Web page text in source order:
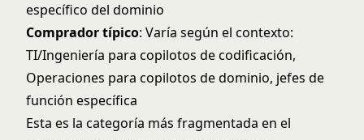
específico del dominio
Comprador típico: Varía según el contexto:
TI/Ingeniería para copilotos de codificación,
Operaciones para copilotos de dominio, jefes de
función específica
Esta es la categoría más fragmentada en el